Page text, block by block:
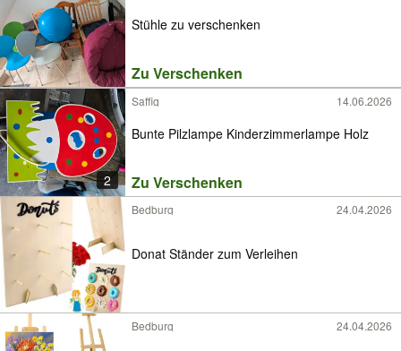
Stühle zu verschenken
Zu Verschenken
2
Saffig 14.06.2026
Bunte Pilzlampe Kinderzimmerlampe Holz
Zu Verschenken
Bedburg 24.04.2026
Donat Ständer zum Verleihen
Bedburg 24.04.2026